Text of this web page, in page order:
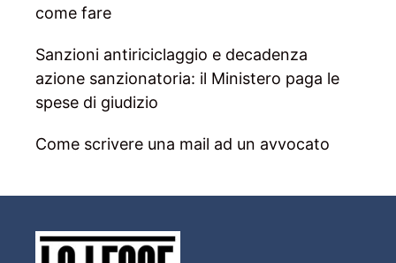
come fare
Sanzioni antiriciclaggio e decadenza
azione sanzionatoria: il Ministero paga le
spese di giudizio
Come scrivere una mail ad un avvocato